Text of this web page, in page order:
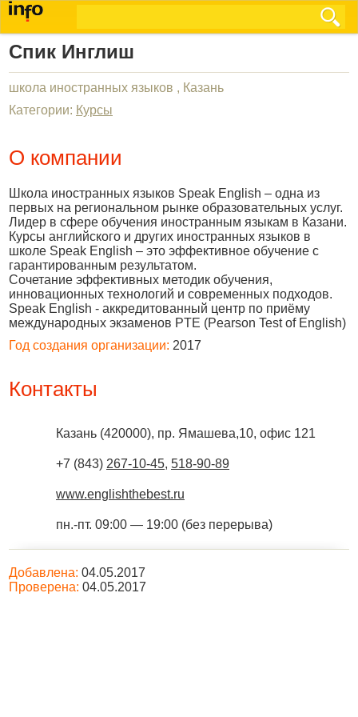
Спик Инглиш
школа иностранных языков , Казань
Категории: Курсы
О компании
Школа иностранных языков Speak English – одна из
первых на региональном рынке образовательных услуг.
Лидер в сфере обучения иностранным языкам в Казани.
Курсы английского и других иностранных языков в
школе Speak English – это эффективное обучение с
гарантированным результатом.
Сочетание эффективных методик обучения,
инновационных технологий и современных подходов.
Speak English - аккредитованный центр по приёму
международных экзаменов PTE (Pearson Test of English)
Год создания организации: 2017
Контакты
Казань (420000), пр. Ямашева,10, офис 121
+7 (843) 267-10-45, 518-90-89
www.englishthebest.ru
пн.-пт. 09:00 — 19:00 (без перерыва)
Добавлена: 04.05.2017
Проверена: 04.05.2017